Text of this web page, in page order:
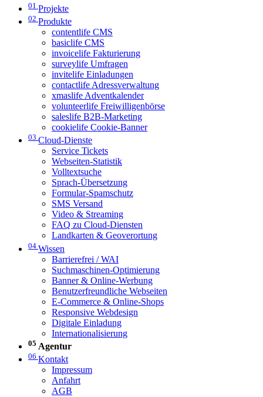
01 Projekte
02 Produkte
contentlife CMS
basiclife CMS
invoicelife Fakturierung
surveylife Umfragen
invitelife Einladungen
contactlife Adressverwaltung
xmaslife Adventkalender
volunteerlife Freiwilligenbörse
saleslife B2B-Marketing
cookielife Cookie-Banner
03 Cloud-Dienste
Service Tickets
Webseiten-Statistik
Volltextsuche
Sprach-Übersetzung
Formular-Spamschutz
SMS Versand
Video & Streaming
FAQ zu Cloud-Diensten
Landkarten & Geoverortung
04 Wissen
Barrierefrei / WAI
Suchmaschinen-Optimierung
Banner & Online-Werbung
Benutzerfreundliche Webseiten
E-Commerce & Online-Shops
Responsive Webdesign
Digitale Einladung
Internationalisierung
05 Agentur
06 Kontakt
Impressum
Anfahrt
AGB